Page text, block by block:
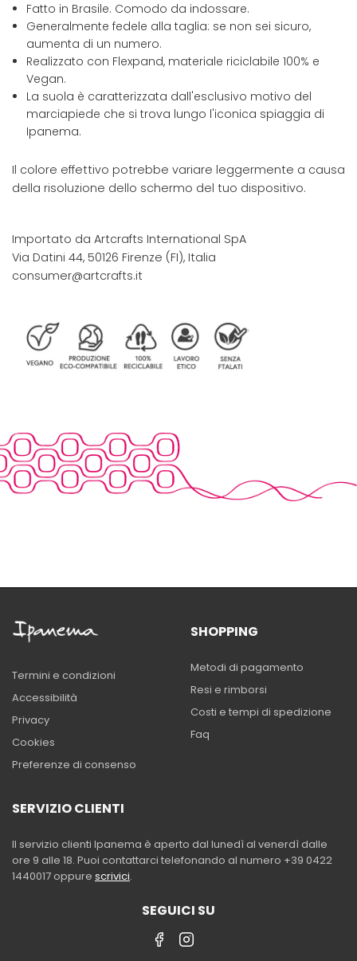
Fatto in Brasile. Comodo da indossare.
Generalmente fedele alla taglia: se non sei sicuro,
aumenta di un numero.
Realizzato con Flexpand, materiale riciclabile 100% e
Vegan.
La suola è caratterizzata dall'esclusivo motivo del
marciapiede che si trova lungo l'iconica spiaggia di
Ipanema.
Il colore effettivo potrebbe variare leggermente a causa
della risoluzione dello schermo del tuo dispositivo.
Importato da Artcrafts International SpA
Via Datini 44, 50126 Firenze (FI), Italia
consumer@artcrafts.it
Termini e condizioni
Accessibilità
Privacy
Cookies
Preferenze di consenso
SHOPPING
Metodi di pagamento
Resi e rimborsi
Costi e tempi di spedizione
Faq
SERVIZIO CLIENTI
Il servizio clienti Ipanema è aperto dal lunedì al venerdì dalle
ore 9 alle 18. Puoi contattarci telefonando al numero +39 0422
1440017 oppure scrivici.
SEGUICI SU